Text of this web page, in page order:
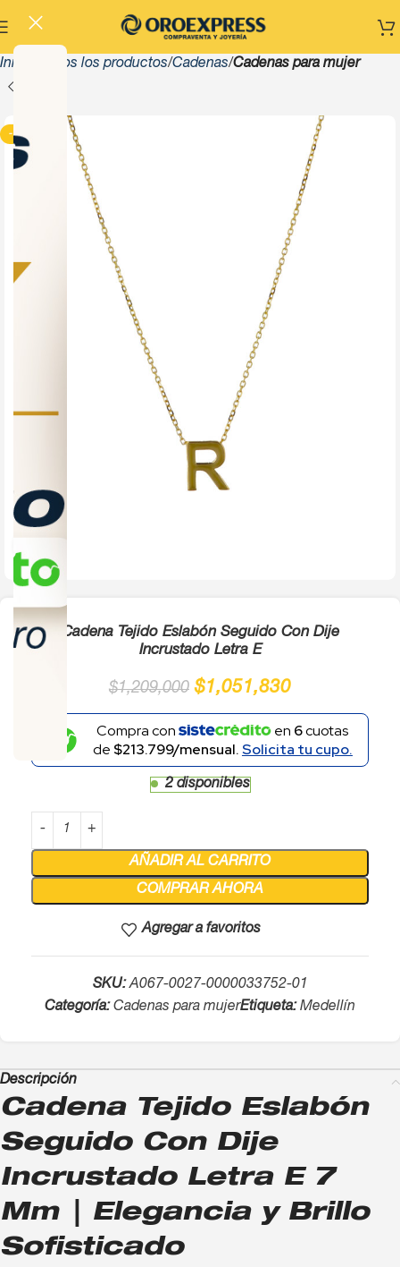
Inicio Todos los productos Cadenas Cadenas para mujer
-13%
Cadena Tejido Eslabón Seguido Con Dije
Incrustado Letra E
$1,209,000 $1,051,830
Compra con en 6cuotas
de $213.799/mensual.Solicita tu cupo.
2 disponibles
AÑADIR AL CARRITO
COMPRAR AHORA
Agregar a favoritos
SKU:A067-0027-0000033752-01
Categoría: Cadenas para mujerEtiqueta: Medellín
Descripción
Cadena Tejido Eslabón
Seguido Con Dije
Incrustado Letra E 7
Mm | Elegancia y Brillo
Sofisticado